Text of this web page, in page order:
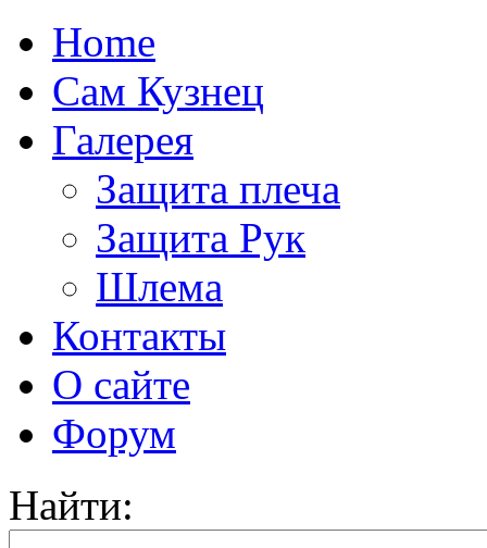
Home
Сам Кузнец
Галерея
Защита плеча
Защита Рук
Шлема
Контакты
О сайте
Форум
Найти: